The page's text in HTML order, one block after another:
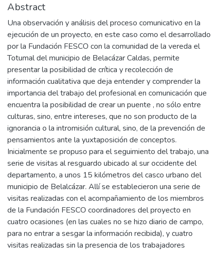
Abstract
Una observación y análisis del proceso comunicativo en la
ejecución de un proyecto, en este caso como el desarrollado
por la Fundación FESCO con la comunidad de la vereda el
Totumal del municipio de Belacázar Caldas, permite
presentar la posibilidad de crítica y recolección de
información cualitativa que deja entender y comprender la
importancia del trabajo del profesional en comunicación que
encuentra la posibilidad de crear un puente , no sólo entre
culturas, sino, entre intereses, que no son producto de la
ignorancia o la intromisión cultural, sino, de la prevención de
pensamientos ante la yuxtaposición de conceptos.
Inicialmente se propuso para el seguimiento del trabajo, una
serie de visitas al resguardo ubicado al sur occidente del
departamento, a unos 15 kilómetros del casco urbano del
municipio de Belalcázar. Allí se establecieron una serie de
visitas realizadas con el acompañamiento de los miembros
de la Fundación FESCO coordinadores del proyecto en
cuatro ocasiones (en las cuales no se hizo diario de campo,
para no entrar a sesgar la información recibida), y cuatro
visitas realizadas sin la presencia de los trabajadores